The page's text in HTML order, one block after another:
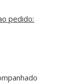
pedido: